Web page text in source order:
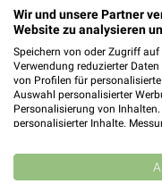
Wochenend Spezial
Wir und unsere Partner
Website zu analysieren
Speichern von oder Zugriff
Verwendung reduzierter
von Profilen für
Auswahl personalisierter
Personalisierung von
personalisierter Inhalte.
Kombinationen von Daten
Verbesserung der Angebote.
von Inhalten.